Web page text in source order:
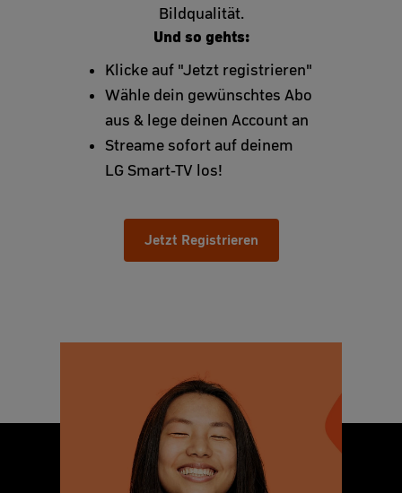
Bildqualität.
Und so gehts:
Klicke auf "Jetzt registrieren"
Wähle dein gewünschtes Abo
aus & lege deinen Account an
Streame sofort auf deinem
LG Smart-TV los!
Jetzt Registrieren